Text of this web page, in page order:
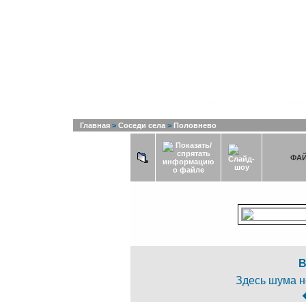
Главная > Соседи села > Половнево
Здесь шума